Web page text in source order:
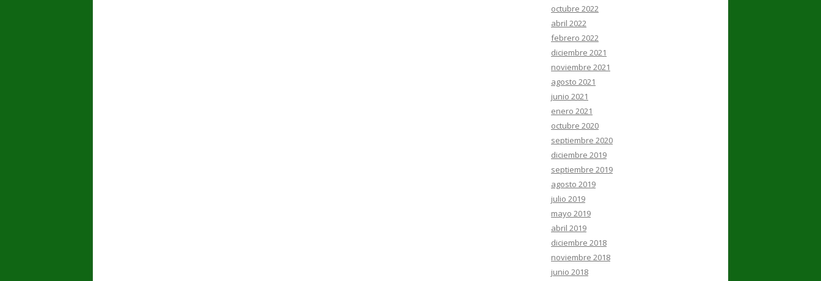
octubre 2022
abril 2022
febrero 2022
diciembre 2021
noviembre 2021
agosto 2021
junio 2021
enero 2021
octubre 2020
septiembre 2020
diciembre 2019
septiembre 2019
agosto 2019
julio 2019
mayo 2019
abril 2019
diciembre 2018
noviembre 2018
junio 2018